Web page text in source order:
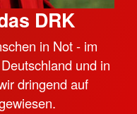
DRK
in Not - im
und in
dringend auf